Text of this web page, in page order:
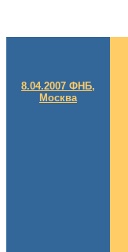
8.04.2007 ФНБ,
Москва